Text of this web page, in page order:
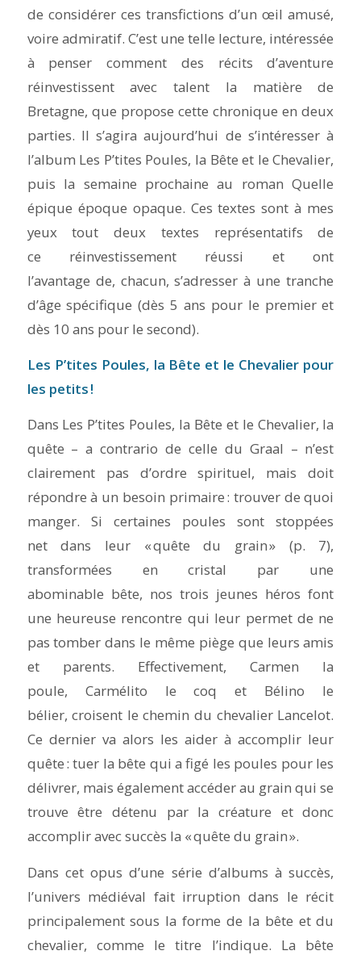
de considérer ces transfictions d’un œil amusé,
voire admiratif. C’est une telle lecture, intéressée
à penser comment des récits d’aventure
réinvestissent avec talent la matière de
Bretagne, que propose cette chronique en deux
parties. Il s’agira aujourd’hui de s’intéresser à
l’album Les P’tites Poules, la Bête et le Chevalier,
puis la semaine prochaine au romanQuelle
épique époque opaque. Ces textes sont à mes
yeux tout deux textes représentatifs de
ce réinvestissement réussi et ont
l’avantage de, chacun, s’adresser à une tranche
d’âge spécifique (dès 5 ans pour le premier et
dès 10 ans pour le second).
Les P’tites Poules, la Bête et le Chevalier pour
les petits !
Dans Les P’tites Poules, la Bête et le Chevalier, la
quête – a contrario de celle du Graal – n’est
clairement pas d’ordre spirituel, mais doit
répondre à un besoin primaire : trouver de quoi
manger. Si certaines poules sont stoppées
net dans leur « quête du grain » (p. 7),
transformées en cristal par une
abominable bête, nos trois jeunes héros font
une heureuse rencontre qui leur permet de ne
pas tomber dans le même piège que leurs amis
et parents. Effectivement, Carmen la
poule, Carmélito le coq et Bélino le
bélier, croisent le chemin du chevalier Lancelot.
Ce dernier va alors les aider à accomplir leur
quête : tuer la bête qui a figé les poules pour les
délivrer, mais également accéder au grain qui se
trouve être détenu par la créature et donc
accomplir avec succès la « quête du grain ».
Dans cet opus d’une série d’albums à succès,
l’univers médiéval fait irruption dans le récit
principalement sous la forme de la bête et du
chevalier, comme le titre l’indique. La bête